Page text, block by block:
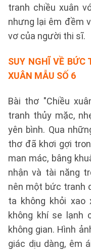
tranh chiều xuân
nhưng lại êm đềm
vơ của người thi sĩ.
SUY NGHĨ VỀ BỨC
XUÂN MẪU SỐ 6
Bài thơ "Chiều
tranh thủy mặc,
yên bình. Qua
thơ đã khơi gợi
man mác, bâng
nhận và tài năng
nên một bức tranh
ta không khỏi xao
không khí se lạnh
không gian. Hình
giác dịu dàng, êm